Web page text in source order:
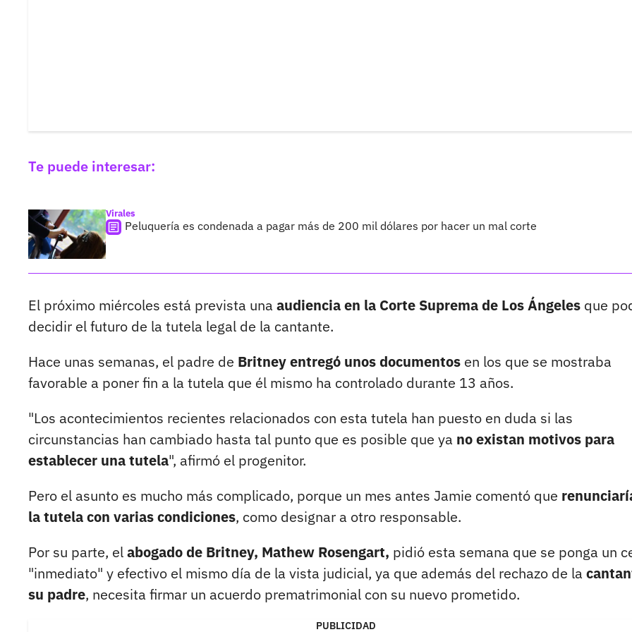
Te puede interesar:
Virales
Peluquería es condenada a pagar más de 200 mil dólares por hacer un mal corte
El próximo miércoles está prevista una audiencia en la Corte Suprema de Los Ángeles que
decidir el futuro de la tutela legal de la cantante.
Hace unas semanas, el padre de Britney entregó unos documentos en los que se mostraba
favorable a poner fin a la tutela que él mismo ha controlado durante 13 años.
"Los acontecimientos recientes relacionados con esta tutela han puesto en duda si las
circunstancias han cambiado hasta tal punto que es posible que ya no existan motivos para
establecer una tutela", afirmó el progenitor.
Pero el asunto es mucho más complicado, porque un mes antes Jamie comentó que
la tutela con varias condiciones, como designar a otro responsable.
Por su parte, elabogado de Britney, Mathew Rosengart, pidió esta semana que se ponga un
"inmediato" y efectivo el mismo día de la vista judicial, ya que además del rechazo de la
su padre, necesita firmar un acuerdo prematrimonial con su nuevo prometido.
PUBLICIDAD